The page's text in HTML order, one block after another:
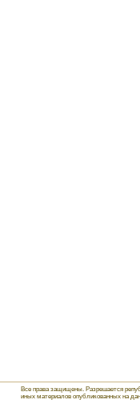
Все права защищены. Разрешается
иных материалов опубликованных на